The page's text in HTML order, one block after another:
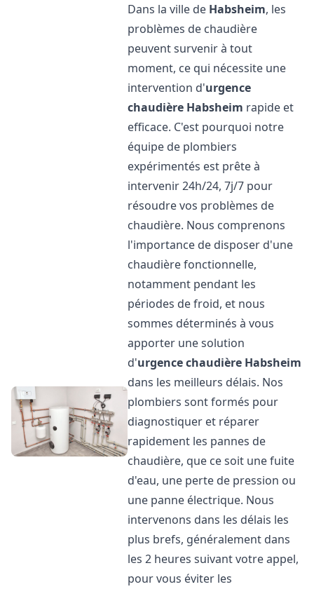
Dans la ville de Habsheim, les
problèmes de chaudière
peuvent survenir à tout
moment, ce qui nécessite une
intervention d'urgence
chaudière Habsheim rapide et
efficace. C'est pourquoi notre
équipe de plombiers
expérimentés est prête à
intervenir 24h/24, 7j/7 pour
résoudre vos problèmes de
chaudière. Nous comprenons
l'importance de disposer d'une
chaudière fonctionnelle,
notamment pendant les
périodes de froid, et nous
sommes déterminés à vous
apporter une solution
d'urgence chaudière Habsheim
dans les meilleurs délais. Nos
plombiers sont formés pour
diagnostiquer et réparer
rapidement les pannes de
chaudière, que ce soit une fuite
d'eau, une perte de pression ou
une panne électrique. Nous
intervenons dans les délais les
plus brefs, généralement dans
les 2 heures suivant votre appel,
pour vous éviter les